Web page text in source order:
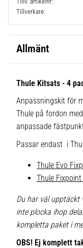
Tillverkare
Allmänt
Thule Kitsats - 4
Anpassningskit för
Thule på fordon
anpassade
Passar endast i
Thule Evo
Thule
Du har väl upptäckt
inte plocka ihop
kompletta paket i
OBS! Ej komplett